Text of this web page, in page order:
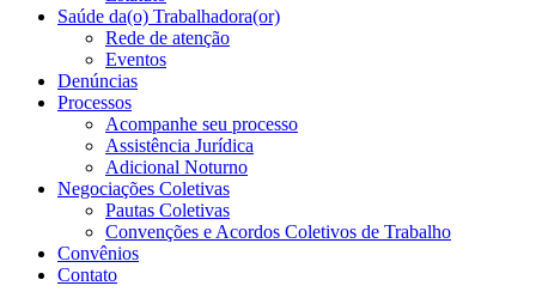
Saúde da(o) Trabalhadora(or)
Rede de atenção
Eventos
Denúncias
Processos
Acompanhe seu processo
Assistência Jurídica
Adicional Noturno
Negociações Coletivas
Pautas Coletivas
Convenções e Acordos Coletivos de Trabalho
Convênios
Contato